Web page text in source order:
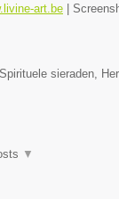
art.be
sieraden,
▼